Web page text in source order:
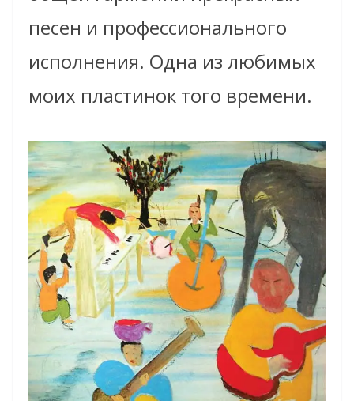
песен и профессионального
исполнения. Одна из любимых
моих пластинок того времени.